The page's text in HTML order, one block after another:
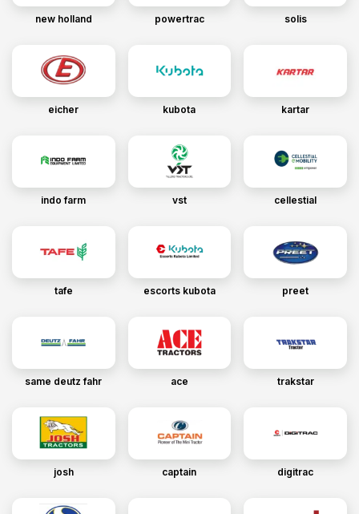
new holland powertrac solis
eicher kubota kartar
indo farm vst cellestial
tafe escorts kubota preet
same deutz fahr ace trakstar
josh captain digitrac